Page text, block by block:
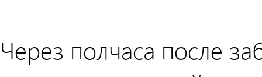
Через полчаса после